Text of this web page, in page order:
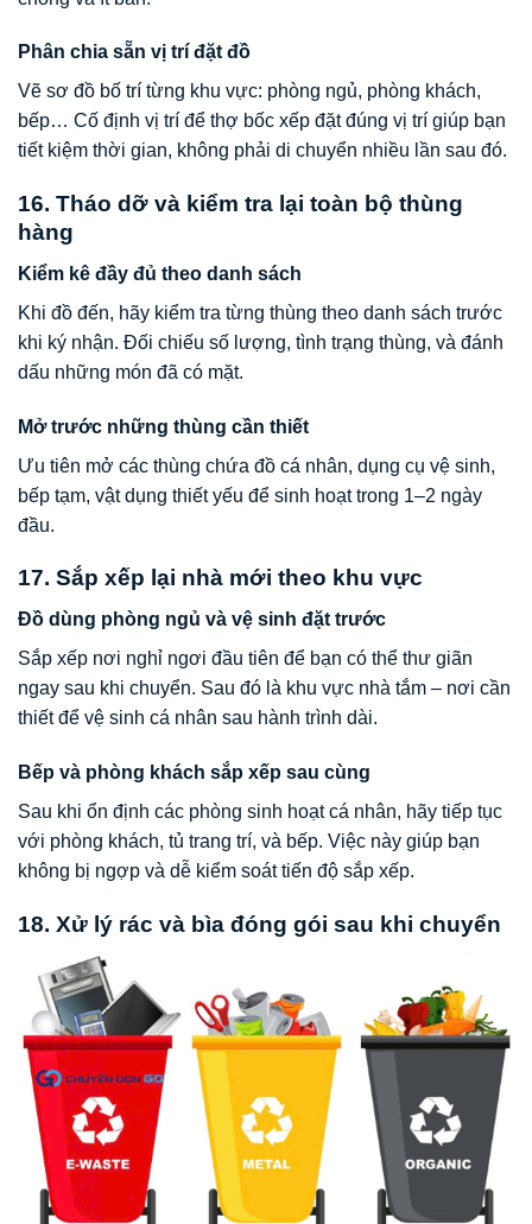
Phân chia sẵn vị trí đặt đồ
Vẽ sơ đồ bố trí từng khu vực: phòng ngủ, phòng khách,
bếp… Cố định vị trí để thợ bốc xếp đặt đúng vị trí giúp bạn
tiết kiệm thời gian, không phải di chuyển nhiều lần sau đó.
16. Tháo dỡ và kiểm tra lại toàn bộ thùng
hàng
Kiểm kê đầy đủ theo danh sách
Khi đồ đến, hãy kiểm tra từng thùng theo danh sách trước
khi ký nhận. Đối chiếu số lượng, tình trạng thùng, và đánh
dấu những món đã có mặt.
Mở trước những thùng cần thiết
Ưu tiên mở các thùng chứa đồ cá nhân, dụng cụ vệ sinh,
bếp tạm, vật dụng thiết yếu để sinh hoạt trong 1–2 ngày
đầu.
17. Sắp xếp lại nhà mới theo khu vực
Đồ dùng phòng ngủ và vệ sinh đặt trước
Sắp xếp nơi nghỉ ngơi đầu tiên để bạn có thể thư giãn
ngay sau khi chuyển. Sau đó là khu vực nhà tắm – nơi cần
thiết để vệ sinh cá nhân sau hành trình dài.
Bếp và phòng khách sắp xếp sau cùng
Sau khi ổn định các phòng sinh hoạt cá nhân, hãy tiếp tục
với phòng khách, tủ trang trí, và bếp. Việc này giúp bạn
không bị ngợp và dễ kiểm soát tiến độ sắp xếp.
18. Xử lý rác và bìa đóng gói sau khi chuyển